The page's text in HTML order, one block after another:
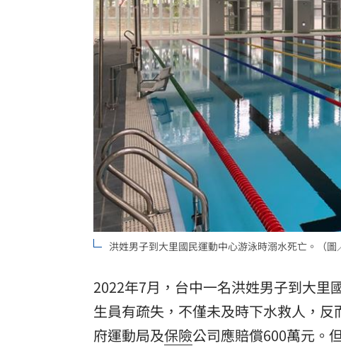
台彩父親節推新刮刮樂千萬頭獎超「爸」氣
商場戰國來臨 台中「頂奢大道」逐漸成形
「拍片人的多重宇宙」職涯論壇9/12登場！
8國球員齊聚高雄 Formosa 7s掀足球熱潮
理想混蛋號召粉絲跨海追星吃美食！ 18:15
洪姓男子到大里國民運動中心游泳時溺水死亡。（圖
2022年7月，台中一名洪姓男子到大里
生員有疏失，不僅未及時下水救人，
府運動局及保險公司應賠償600萬元。